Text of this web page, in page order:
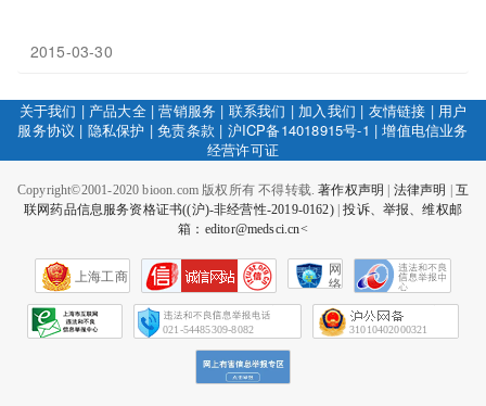
2015-03-30
关于我们 | 产品大全|营销服务 | 联系我们 | 加入我们 | 友情链接 | 用户
服务协议 | 隐私保护 |免责条款 | 沪ICP备14018915号-1 |增值电信业务
经营许可证
Copyright©2001-2020 bioon.com 版权所有 不得转载.著作权声明 法律声明
互
联网药品信息服务资格证书((沪)-非经营性-2019-0162)|投诉、举报、维权邮
箱：editor@medsci.cn<
上海工商
网
络
会
征
021-54485309-8082 31010402000321